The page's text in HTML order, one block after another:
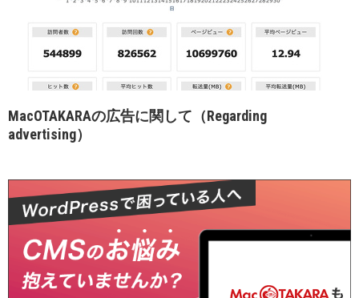
MacOTAKARAの広告に関して（Regarding
advertising）